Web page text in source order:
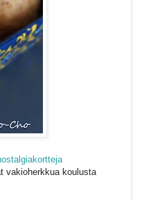
vakioherkkua koulusta